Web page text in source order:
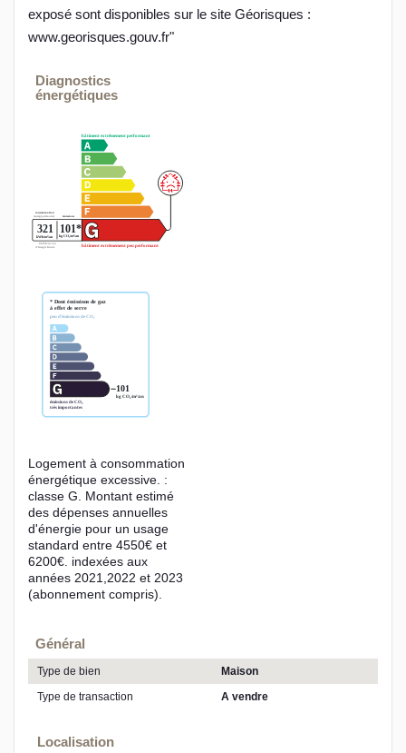
exposé sont disponibles sur le site Géorisques :
www.georisques.gouv.fr"
Diagnostics
énergétiques
Logement à consommation
énergétique excessive. :
classe G. Montant estimé
des dépenses annuelles
d'énergie pour un usage
standard entre 4550€ et
6200€. indexées aux
années 2021,2022 et 2023
(abonnement compris).
Général
Type de bien
Maison
Type de transaction
A vendre
Localisation